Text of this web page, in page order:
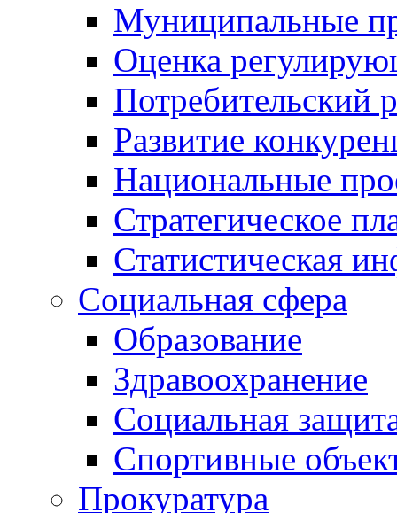
Муниципальные
Оценка
Потребительский
Развитие
Национальные
Стратегическое
Статистическая
Социальная сфера
Образование
Здравоохранение
Социальная
Спортивные
Прокуратура